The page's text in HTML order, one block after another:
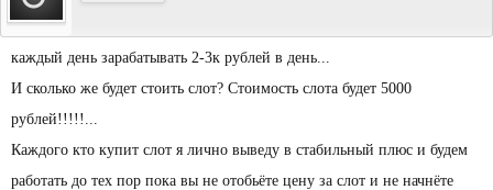
каждый день зарабатывать 2-3к рублей в день...
И сколько же будет стоить слот? Стоимость слота будет 5000
рублей!!!!!...
Каждого кто купит слот я лично выведу в стабильный плюс и будем
работать до тех пор пока вы не отобьёте цену за слот и не начнёте